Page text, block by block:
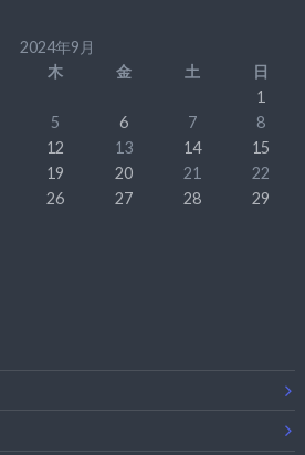
2024年9月
木 金 土
日
1
5 6 7
8
12 13 14
15
19 20 21
22
26 27 28
29